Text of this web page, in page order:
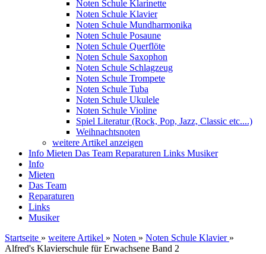
Noten Schule Klarinette
Noten Schule Klavier
Noten Schule Mundharmonika
Noten Schule Posaune
Noten Schule Querflöte
Noten Schule Saxophon
Noten Schule Schlagzeug
Noten Schule Trompete
Noten Schule Tuba
Noten Schule Ukulele
Noten Schule Violine
Spiel Literatur (Rock, Pop, Jazz, Classic etc....)
Weihnachtsnoten
weitere Artikel anzeigen
Info Mieten Das Team Reparaturen Links Musiker
Info
Mieten
Das Team
Reparaturen
Links
Musiker
Startseite » weitere Artikel » Noten » Noten Schule Klavier »
Alfred's Klavierschule für Erwachsene Band 2